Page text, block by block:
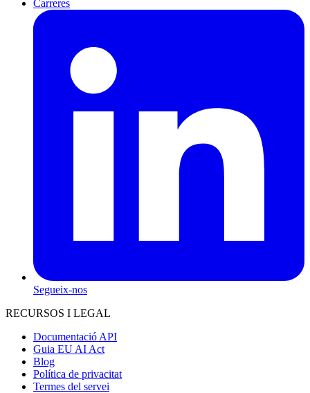
Carreres
Segueix-nos
RECURSOS I LEGAL
Documentació API
Guia EU AI Act
Blog
Política de privacitat
Termes del servei